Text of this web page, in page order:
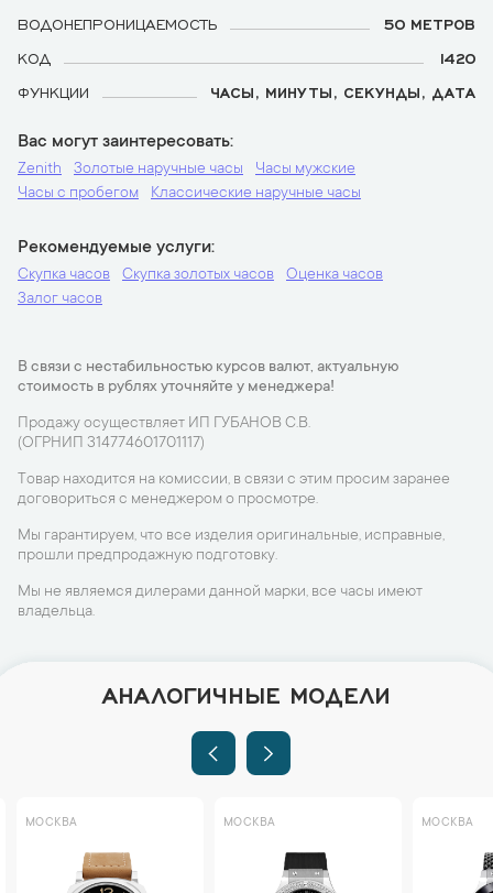
ВОДОНЕПРОНИЦАЕМОСТЬ
50 МЕТРОВ
КОД
1420
ФУНКЦИИ
ЧАСЫ, МИНУТЫ, СЕКУНДЫ, ДАТА
Вас могут заинтересовать
Zenith Золотые наручные часы
Часы мужские
Часы с пробегом
Классические наручные часы
Рекомендуемые услуги
Скупка часов Скупка золотых часов
Оценка часов
Залог часов
В связи с нестабильностью курсов валют, актуальную
стоимость в рублях уточняйте у менеджера!
Продажу осуществляет ИП ГУБАНОВ С.В.
(ОГРНИП 314774601701117)
Товар находится на комиссии, в связи с этим просим заранее
договориться с менеджером о просмотре.
Мы гарантируем, что все изделия оригинальные, исправные,
прошли предпродажную подготовку.
Мы не являемся дилерами данной марки, все часы имеют
владельца.
АНАЛОГИЧНЫЕ МОДЕЛИ
МОСКВА МОСКВА МОСКВА